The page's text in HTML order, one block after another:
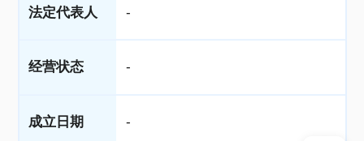
法定代表人 -
经营状态 -
成立日期 -